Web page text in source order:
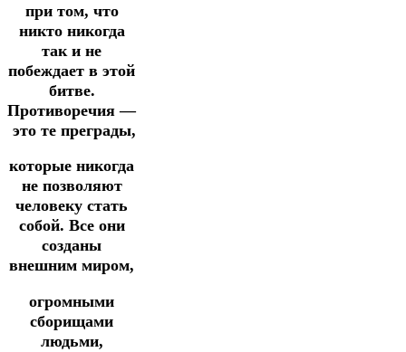
при том, что
никто никогда
так и не
побеждает в этой
битве.
Противоречия —
это те преграды,
которые никогда
не позволяют
человеку стать
собой. Все они
созданы
внешним миром,
огромными
сборищами
людьми,